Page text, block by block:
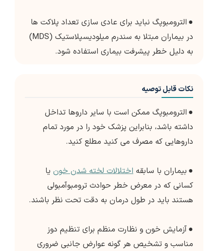
● الترومبوپگ نباید برای عادی سازی تعداد پلاکت ها
در بیماران مبتلا به سندرم میلودیسپلاستیک (MDS)
به دلیل خطر پیشرفت بیماری استفاده شود.
نکات قابل توصیه
● الترومبوپگ ممکن است با سایر داروها تداخل
داشته باشد، بنابراین پزشک خود را در مورد تمام
داروهایی که مصرف می کنید مطلع کنید.
● بیماران با سابقه اختلالات لخته شدن خون یا
کسانی که در معرض خطر حوادث ترومبوآمبولی
هستند باید در طول درمان به دقت تحت نظر باشند.
●آزمایش خون و نظارت منظم برای تنظیم دوز
مناسب و تشخیص هر گونه عوارض جانبی ضروری